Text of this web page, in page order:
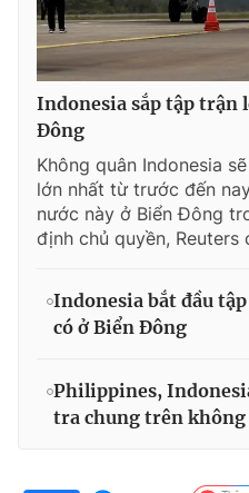
Indonesia sắp tập trận
Đông
Không quân Indonesia
lớn nhất từ trước đến
nước này ở Biển Đông
định chủ quyền, Reuters
Indonesia bắt đầu
có ở Biển Đông
Philippines,
tra chung trên không